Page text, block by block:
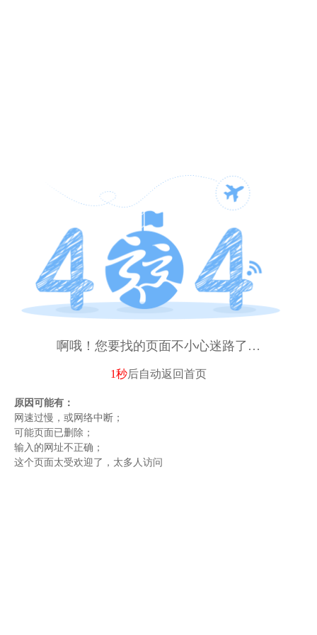
啊哦！您要找的页面不小心迷路了…
1秒后自动返回首页
原因可能有：
网速过慢，或网络中断；
可能页面已删除；
输入的网址不正确；
这个页面太受欢迎了，太多人访问